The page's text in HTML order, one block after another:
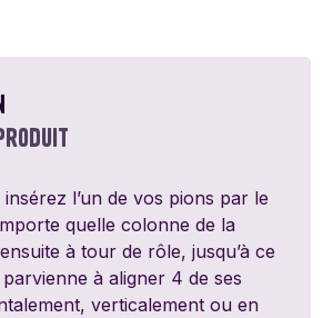
l’un de vos pions par le
quelle colonne de la
à tour de rôle, jusqu’à ce
à aligner 4 de ses
verticalement ou en